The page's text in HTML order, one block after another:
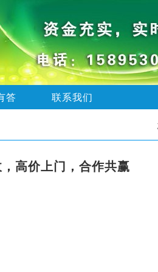
答 联系我们
高价上门，合作共赢